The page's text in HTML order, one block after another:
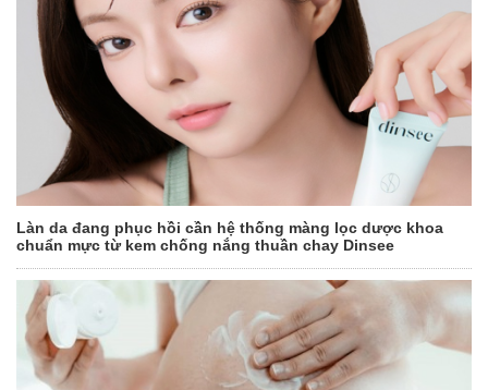
Làn da đang phục hồi cần hệ thống màng lọc dược khoa
chuẩn mực từ kem chống nắng thuần chay Dinsee